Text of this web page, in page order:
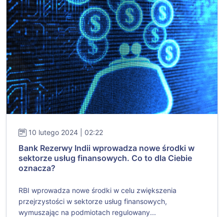
10 lutego 2024 | 02:22
Bank Rezerwy Indii wprowadza nowe środki w
sektorze usług finansowych. Co to dla Ciebie
oznacza?
RBI wprowadza nowe środki w celu zwiększenia
przejrzystości w sektorze usług finansowych,
wymuszając na podmiotach regulowany...